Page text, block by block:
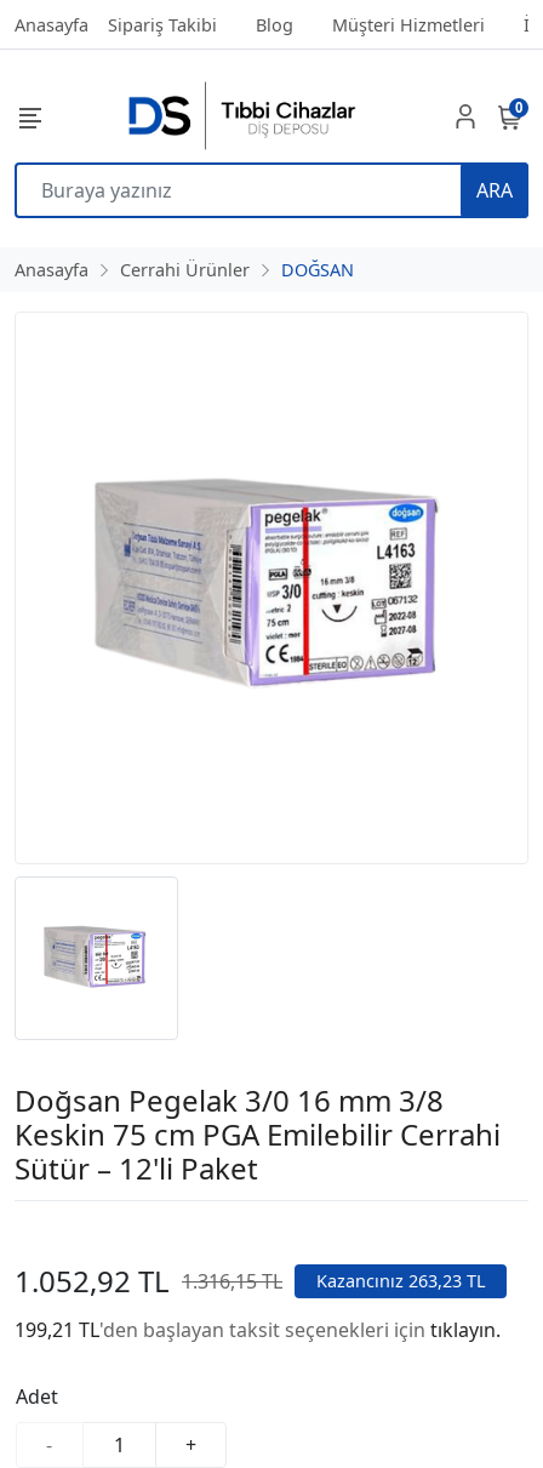
Anasayfa Sipariş Takibi Blog Müşteri Hizmetleri
ARA
0
Anasayfa Cerrahi Ürünler DOĞSAN
Doğsan Pegelak 3/0 16 mm 3/8
Keskin 75 cm PGA Emilebilir Cerrahi
Sütür – 12'li Paket
1.052,92 TL 1.316,15 TL Kazancınız 263,23 TL
199,21 TL'den başlayan taksit seçenekleri için tıklayın.
Adet
-
+